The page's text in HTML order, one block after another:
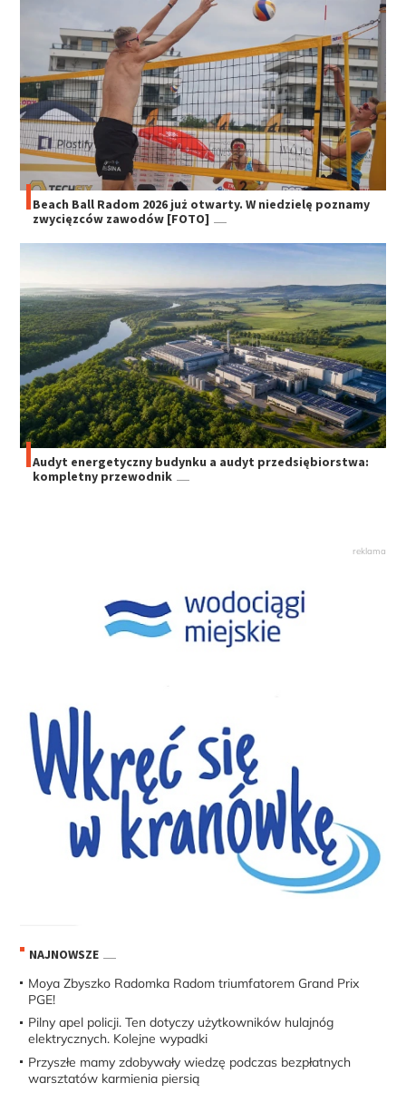
Beach Ball Radom 2026 już otwarty. W niedzielę poznamy
zwycięzców zawodów [FOTO]
Audyt energetyczny budynku a audyt przedsiębiorstwa:
kompletny przewodnik
NAJNOWSZE
Moya Zbyszko Radomka Radom triumfatorem Grand Prix
PGE!
Pilny apel policji. Ten dotyczy użytkowników hulajnóg
elektrycznych. Kolejne wypadki
Przyszłe mamy zdobywały wiedzę podczas bezpłatnych
warsztatów karmienia piersią